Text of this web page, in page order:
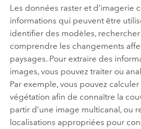
Les données raster et d’imagerie
informations qui peuvent être
identifier des modèles,
comprendre les changements
paysages. Pour extraire des
images, vous pouvez traiter ou
Par exemple, vous pouvez
végétation afin de connaître la
partir d’une image multicanal, ou
localisations appropriées pour